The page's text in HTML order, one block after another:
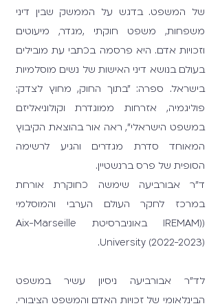
של המשפט. בדגש על הממשק שבין דיני
משפחות, משפט חוקתי ,מגדר, מיעוטים
וזכויות אדם. היא פרסמה בכתבי עת מובילים
בעולם בנושא דיני האישות של נשים מוסלמיות
בישראל. ספרה: "בתוך החוק, מחוץ לצדק:
פוליגמיה, אזרחות ממוגדרת וקולוניאליזם
במשפט הישראלי", ראה אור בהוצאת הקיבוץ
המאוחד סדרת מגדרים והגיע לרשימה
הסופית של פרס ברנשטיין.
ד"ר אבורביעה שימשה כחוקרת אורחת
במרכז לחקר העולם הערבי והמוסלמי
((IREMAM באוניברסיטת Aix-Marseille
University (2022-2023)
.
לד"ר אבורביעה ניסיון עשיר במשפט
הבינלאומי של זכויות האדם והמשפט הציבורי.